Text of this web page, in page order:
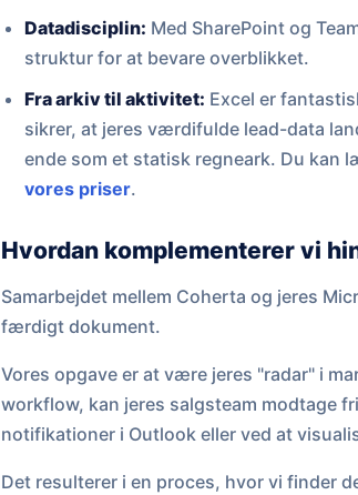
Datadisciplin: Med SharePoint og
struktur for at bevare overblikket.
Fra arkiv til aktivitet: Excel er
sikrer, at jeres værdifulde lead-data
ende som et statisk regneark. Du kan
vores priser.
Hvordan komplementerer vi
Samarbejdet mellem Coherta og jeres
færdigt dokument.
Vores opgave er at være jeres "radar" i
workflow, kan jeres salgsteam modtage
notifikationer i Outlook eller ved at
Det resulterer i en proces, hvor vi finder